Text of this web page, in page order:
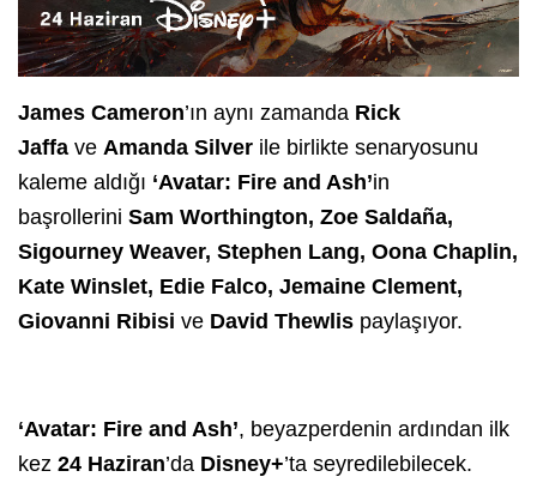
James Cameron’ın aynı zamanda Rick
Jaffa ve Amanda Silver ile birlikte senaryosunu
kaleme aldığı ‘Avatar: Fire and Ash’in
başrollerini Sam Worthington, Zoe Saldaña,
Sigourney Weaver, Stephen Lang, Oona Chaplin,
Kate Winslet, Edie Falco, Jemaine Clement,
Giovanni Ribisi ve David Thewlis paylaşıyor.
‘Avatar: Fire and Ash’, beyazperdenin ardından ilk
kez 24 Haziran’da Disney+’ta seyredilebilecek.